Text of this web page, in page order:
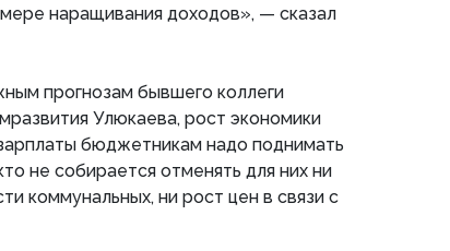
наращивания доходов», — сказал
прогнозам бывшего коллеги
Улюкаева, рост экономики
бюджетникам надо поднимать
не собирается отменять для них ни
коммунальных, ни рост цен в связи с